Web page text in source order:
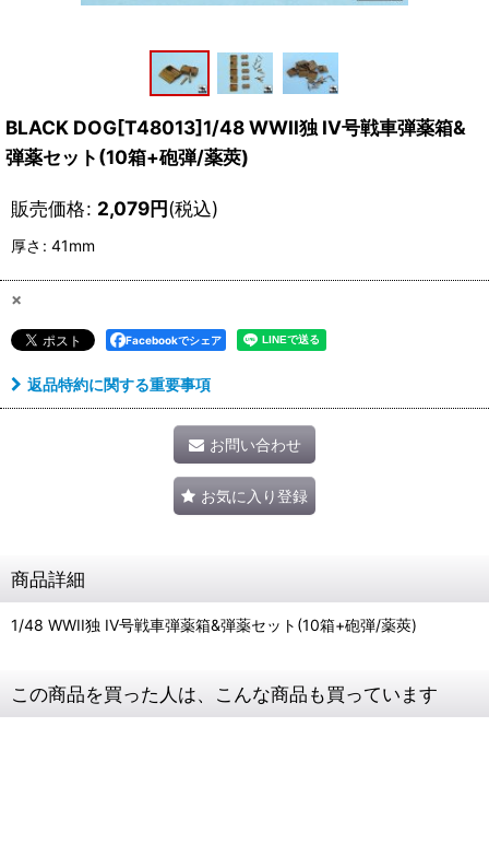
BLACK DOG[T48013]1/48 WWII独 IV号戦車弾薬箱&
弾薬セット(10箱+砲弾/薬莢)
販売価格: 2,079円(税込)
厚さ : 41mm
×
Facebookでシェア
返品特約に関する重要事項
お問い合わせ
お気に入り登録
商品詳細
1/48 WWII独 IV号戦車弾薬箱&弾薬セット(10箱+砲弾/薬莢)
この商品を買った人は、こんな商品も買っています